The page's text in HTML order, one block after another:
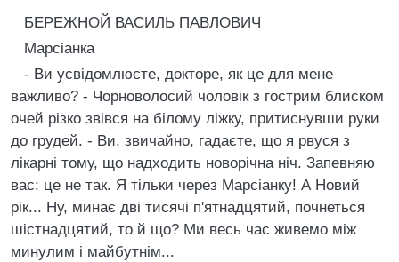
БЕРЕЖНОЙ ВАСИЛЬ ПАВЛОВИЧ
Марсiанка
- Ви усвiдомлюєте, докторе, як це для мене
важливо? - Чорноволосий чоловiк з гострим блиском
очей рiзко звiвся на бiлому лiжку, притиснувши руки
до грудей. - Ви, звичайно, гадаєте, що я рвуся з
лiкарнi тому, що надходить новорiчна нiч. Запевняю
вас: це не так. Я тiльки через Марсiанку! А Новий
рiк... Ну, минає двi тисячi п'ятнадцятий, почнеться
шiстнадцятий, то й що? Ми весь час живемо мiж
минулим i майбутнiм...